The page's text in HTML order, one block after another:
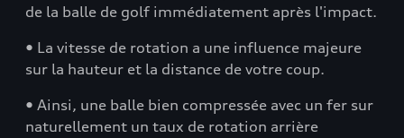
de la balle de golf immédiatement après l'impact.
• La vitesse de rotation a une influence majeure
sur la hauteur et la distance de votre coup.
• Ainsi, une balle bien compressée avec un fer sur
naturellement un taux de rotation arrière